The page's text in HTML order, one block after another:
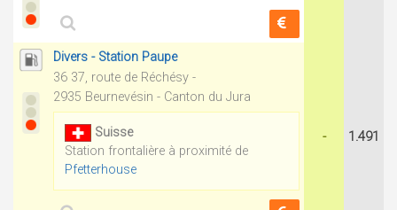
Divers - Station Paupe
36 37, route de Réchésy -
2935 Beurnevésin - Canton du Jura
Suisse
Station frontalière à proximité de
Pfetterhouse
- 1.491